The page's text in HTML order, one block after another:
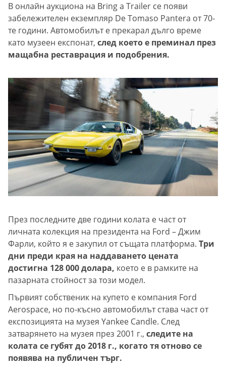
В онлайн аукциона на Bring a Trailer се появи
забележителен екземпляр De Tomaso Pantera от 70-
те години. Автомобилът е прекарал дълго време
като музеен експонат, след което е преминал през
мащабна реставрация и подобрения.
През последните две години колата е част от
личната колекция на президента на Ford – Джим
Фарли, който я е закупил от същата платформа. Три
дни преди края на наддаването цената
достигна 128 000 долара, което е в рамките на
пазарната стойност за този модел.
Първият собственик на купето е компания Ford
Aerospace, но по-късно автомобилът става част от
експозицията на музея Yankee Candle. След
затварянето на музея през 2001 г., следите на
колата се губят до 2018 г., когато тя отново се
появява на публичен търг.